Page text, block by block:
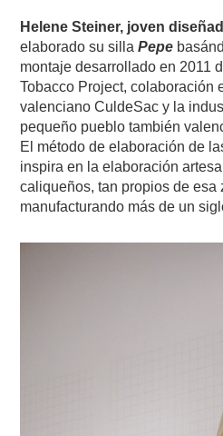
Helene Steiner, joven
elaborado su sillaPepe
montaje desarrollado en 2011
Tobacco Project, colaboración
valenciano CuldeSac y la
pequeño pueblo también
El método de elaboración de
inspira en la elaboración
caliqueños, tan propios de esa
manufacturando más de un